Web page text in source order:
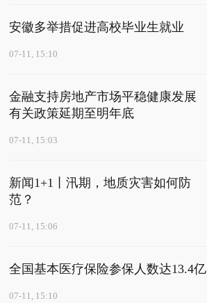
安徽多举措促进高校毕业生就业
07-11, 15:10
金融支持房地产市场平稳健康发展
有关政策延期至明年底
07-11, 15:03
新闻1+1丨汛期，地质灾害如何防
范？
07-11, 15:06
全国基本医疗保险参保人数达13.4亿
07-11, 15:10